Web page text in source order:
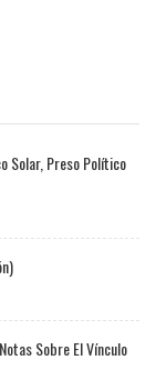
Solar, Preso Político
Sobre El Vínculo